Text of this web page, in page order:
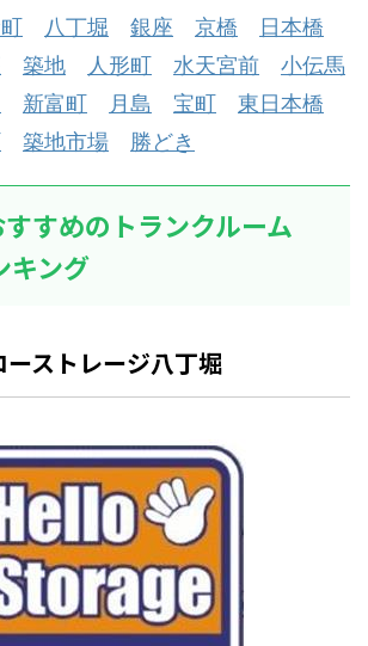
八丁堀 銀座 京橋
日本橋
築地 人形町 水天宮前
小伝馬
新富町 月島 宝町
東日本橋
築地市場 勝どき
すめのトランクルーム
キング
ーストレージ八丁堀